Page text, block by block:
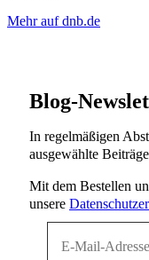
Mehr auf dnb.de
Blog-
In regelmäßigen
ausgewählte
Mit dem Bestellen
unsere